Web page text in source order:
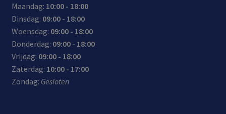
Maandag: 10:00 - 18:00
Dinsdag: 09:00 - 18:00
Woensdag: 09:00 - 18:00
Donderdag: 09:00 - 18:00
Vrijdag: 09:00 - 18:00
Zaterdag: 10:00 - 17:00
Zondag: Gesloten